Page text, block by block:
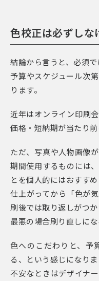
色校正は必ずしな
結論から言うと、必須で
予算やスケジュール次
ります。
近年はオンライン印刷
価格・短納期が当たり前
ただ、写真や人物画像
期間使用するものには
とを個人的にはおすすめ
仕上がってから「色が
刷後では取り返しがつ
最悪の場合刷り直しにな
色へのこだわりと、予
る、という感じになりま
不安なときはデザイナ